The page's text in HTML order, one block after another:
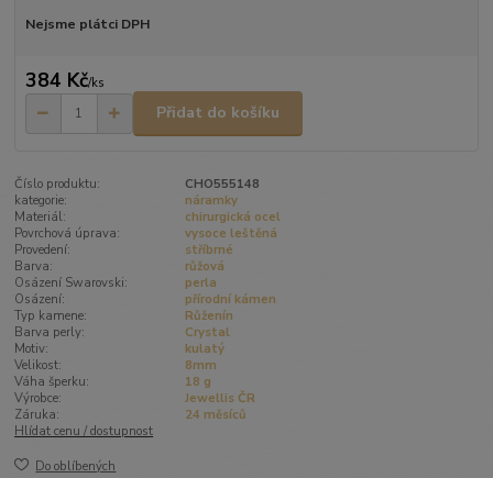
Nejsme plátci DPH
384 Kč/ks
Přidat do košíku
Číslo produktu:
CHO555148
kategorie:
náramky
Materiál:
chirurgická ocel
Povrchová úprava:
vysoce leštěná
Provedení:
stříbrné
Barva:
růžová
Osázení Swarovski:
perla
Osázení:
přírodní kámen
Typ kamene:
Růženín
Barva perly:
Crystal
Motiv:
kulatý
Velikost:
8mm
Váha šperku:
18 g
Výrobce:
Jewellis ČR
Záruka:
24 měsíců
Hlídat cenu / dostupnost
Do oblíbených